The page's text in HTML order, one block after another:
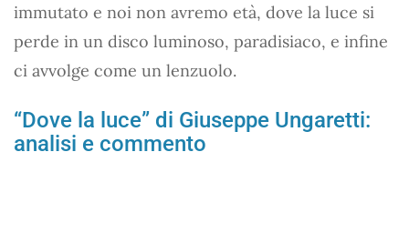
immutato e noi non avremo età, dove la luce si
perde in un disco luminoso, paradisiaco, e infine
ci avvolge come un lenzuolo.
“Dove la luce” di Giuseppe Ungaretti:
analisi e commento